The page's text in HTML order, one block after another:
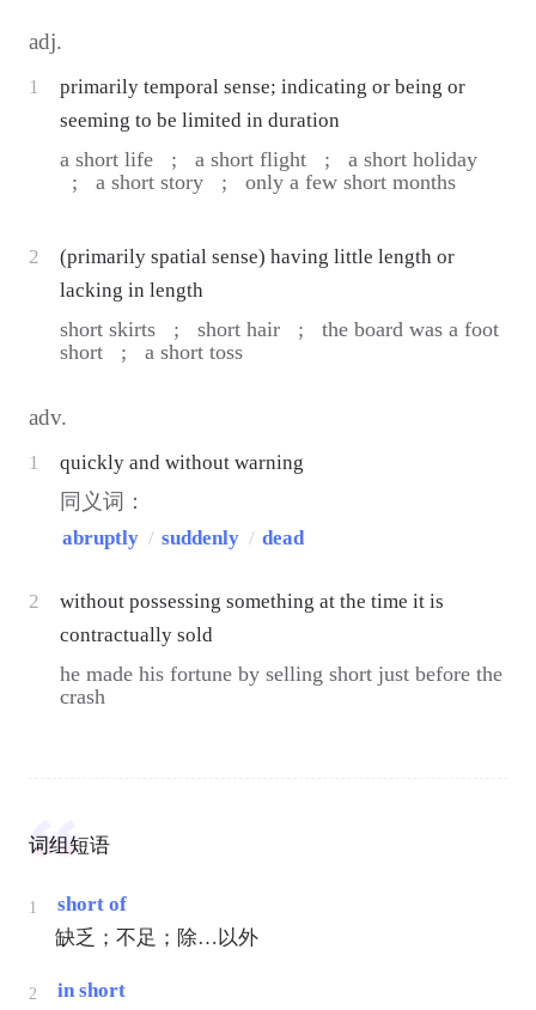
adj.
1
primarily temporal sense; indicating or being or
seeming to be limited in duration
a short life ; a short flight ;
a short holiday
;
a short story ; only a few short months
2
(primarily spatial sense) having little length or
lacking in length
short skirts ; short hair ;
the board was a foot
short ;
a short toss
adv.
1 quickly and without warning
同义词：
abruptly / suddenly / dead
2
without possessing something at the time it is
contractually sold
he made his fortune by selling short just before the
crash
词组短语
1
short of
缺乏；不足；除…以外
2
in short